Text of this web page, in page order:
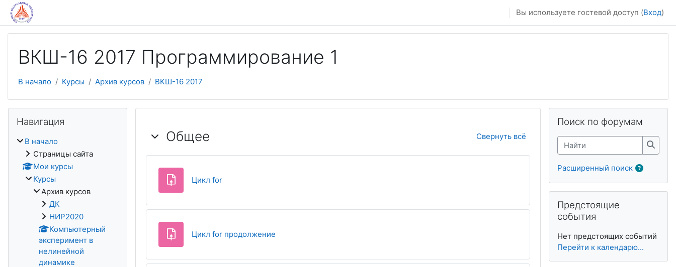
Перейти к основному содержанию
Вы используете гостевой доступ (Вход)
ВКШ-16 2017 Программирование 1
В начало Курсы Архив курсов ВКШ-16 2017
Тематический план
Общее Свернуть всё
Цикл forЗадание
Цикл for продолжениеЗадание
Навигация
В начало
Страницы сайта
Мои курсы
Курсы
Архив курсов
ДК
НИР2020
Компьютерный
эксперимент в
нелинейной
динамике
Поиск по форумам
Найти
Найти
Расширенный поиск
Предстоящие
события
Нет предстоящих событий
Перейти к календарю...